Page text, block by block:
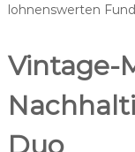
lohnenswerten
Vintage-
Duo